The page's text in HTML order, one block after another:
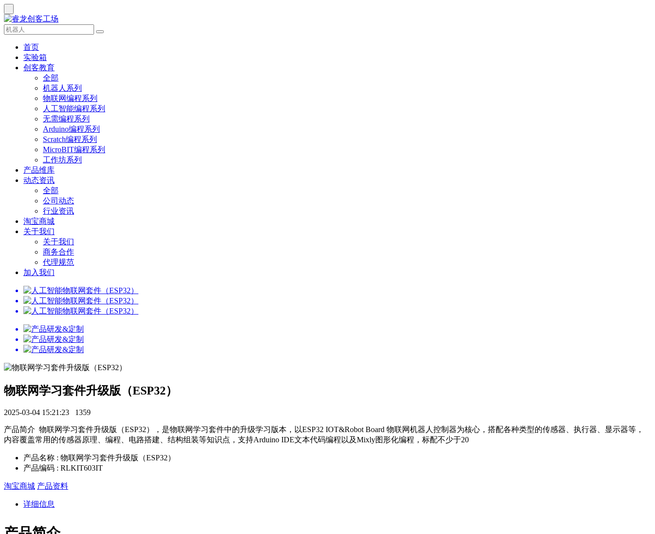
首页
实验箱
创客教育
全部
机器人系列
物联网编程系列
人工智能编程系列
无需编程系列
Arduino编程系列
Scratch编程系列
MicroBIT编程系列
工作坊系列
产品维库
动态资讯
全部
公司动态
行业资讯
淘宝商城
关于我们
关于我们
商务合作
代理规范
加入我们
物联网学习套件升级版（ESP32）
2025-03-04 15:21:23 1359
产品简介 物联网学习套件升级版（ESP32），是物联网学习套件中的升级学习版本，以ESP32 IOT&Robot Board 物联网机器人控制器为核心，搭配各种类型的传感器、执行器、显示器等，
内容覆盖常用的传感器原理、编程、电路搭建、结构组装等知识点，支持Arduino IDE文本代码编程以及Mixly图形化编程，标配不少于20
产品名称 : 物联网学习套件升级版（ESP32）
产品编码 : RLKIT603IT
淘宝商城 产品资料
详细信息